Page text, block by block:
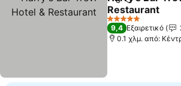
Κοινοποίηση
Προσθήκη
Restaurant
5 Αστέρια
9,4 Εξαιρετικό
0.1 χλμ. από: